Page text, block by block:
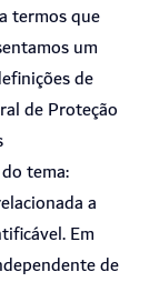
termos que
um
de
de Proteção
tema:
a
Em
de